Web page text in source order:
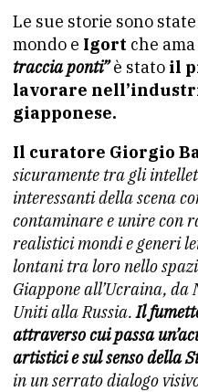
Le sue storie sono
mondo e Igort che
traccia ponti” è stato il
lavorare
giapponese.
Il curatore Giorgio
sicuramente tra gli
interessanti della scena
contaminare e unire con
realistici mondi e generi
lontani tra loro nello
Giappone all’Ucraina,
Uniti alla Russia.Il
attraverso cui passa
artistici e sul senso della
in un serrato dialogo